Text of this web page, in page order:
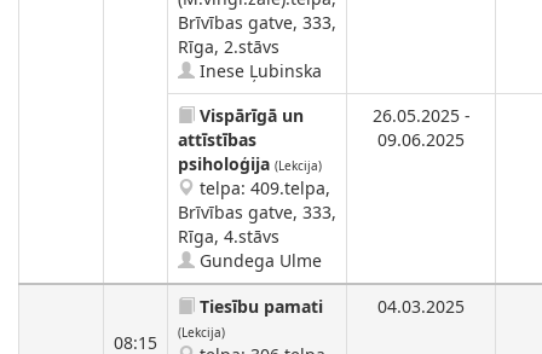
Brīvības gatve, 333,
Rīga, 2.stāvs
Inese Ļubinska
Vispārīgā un
attīstības
psiholoģija (Lekcija)
telpa: 409.telpa,
Brīvības gatve, 333,
Rīga, 4.stāvs
Gundega Ulme
26.05.2025 -
09.06.2025
08:15
Tiesību pamati
(Lekcija)
04.03.2025